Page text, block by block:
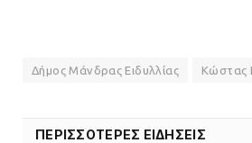
Δήμος Μάνδρας Ειδυλλίας Κώστας
ΠΕΡΙΣΣΟΤΕΡΕΣ ΕΙΔΗΣΕΙΣ